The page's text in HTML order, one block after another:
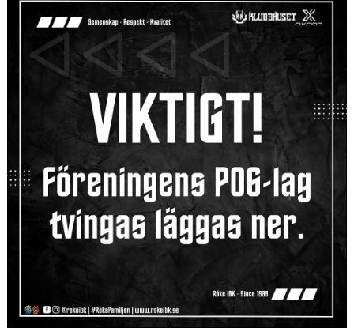
WEBBSHOP
KONTAKTER